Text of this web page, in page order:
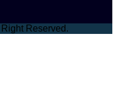
Reserved.